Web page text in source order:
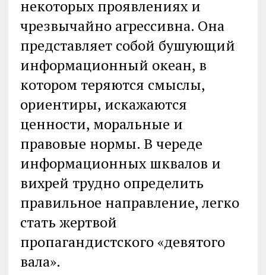
некоторых проявлениях и
чрезвычайно агрессивна. Она
представляет собой бушующий
информационный океан, в
котором теряются смыслы,
ориентиры, искажаются
ценности, моральные и
правовые нормы. В череде
информационных шквалов и
вихрей трудно определить
правильное направление, легко
стать жертвой
пропагандистского «девятого
вала».